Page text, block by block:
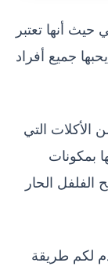
أنها تعتبر
جميع أفراد
الأكلات التي
بمكونات
الحار
لكم طريقة